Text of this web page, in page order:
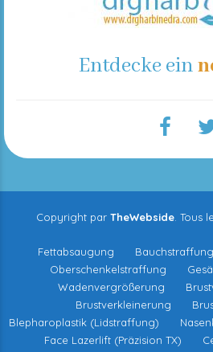
Entdecke ein
Copyright par TheWebside. Tous
Fettabsaugung Bauchstraffung
Oberschenkelstraffung
Wadenvergrößerung
Brustverkleinerung
Blepharoplastik (Lidstraffung)
Face Lazerlift (Präzision TX)